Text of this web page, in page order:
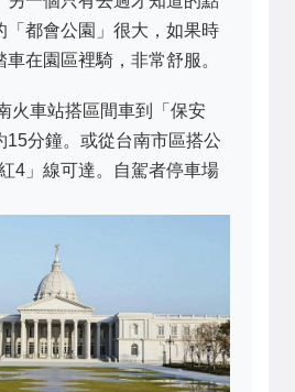
「都會公園」很大，如果時
在園區裡騎，非常舒服。
火車站搭區間車到「保安
15分鐘。或從台南市區搭公
4」線可達。自駕者停車場